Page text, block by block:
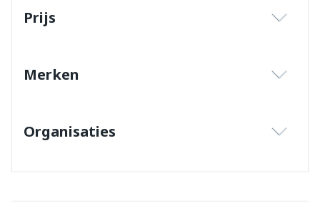
Prijs
Merken
Organisaties